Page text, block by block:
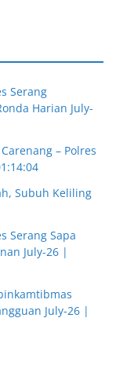
Serang
Harian July-
– Polres
Subuh Keliling
Serang Sapa
July-26 |
July-26 |